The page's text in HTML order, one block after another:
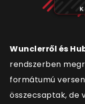
Wunclerről és
rendszerben
formátumú
összecsaptak, de